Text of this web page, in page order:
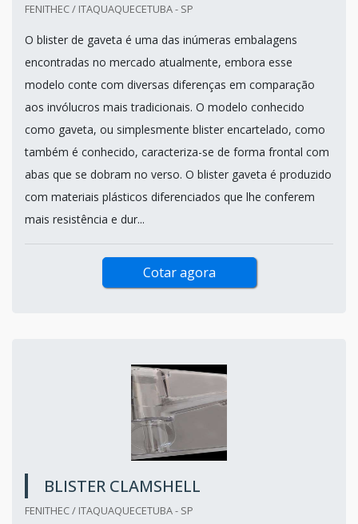
FENITHEC / ITAQUAQUECETUBA - SP
O blister de gaveta é uma das inúmeras embalagens
encontradas no mercado atualmente, embora esse
modelo conte com diversas diferenças em comparação
aos invólucros mais tradicionais. O modelo conhecido
como gaveta, ou simplesmente blister encartelado, como
também é conhecido, caracteriza-se de forma frontal com
abas que se dobram no verso. O blister gaveta é produzido
com materiais plásticos diferenciados que lhe conferem
mais resistência e dur...
Cotar agora
BLISTER CLAMSHELL
FENITHEC / ITAQUAQUECETUBA - SP